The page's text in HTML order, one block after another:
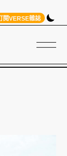
閱VERSE雜誌